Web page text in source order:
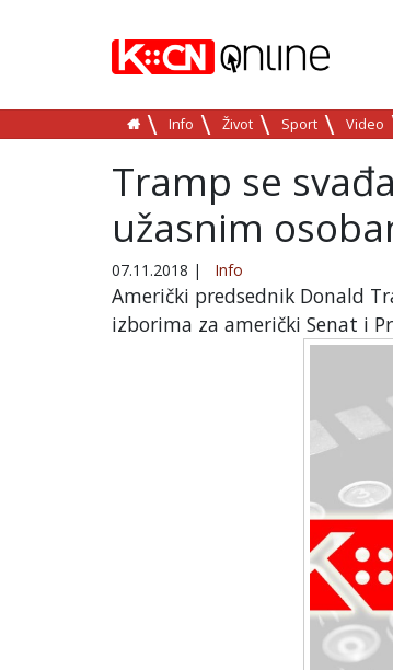
Info Život Sport Video
Tramp se
užasnim
07.11.2018 | Info
Američki predsednik Donald
izborima za američki Senat i